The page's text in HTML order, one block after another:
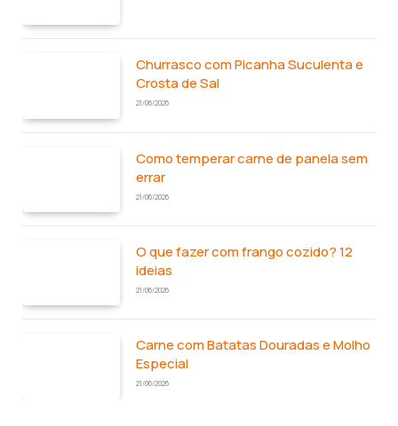
Churrasco com Picanha Suculenta e
Crosta de Sal
21/06/2026
Como temperar carne de panela sem
errar
21/06/2026
O que fazer com frango cozido? 12
ideias
21/06/2026
Carne com Batatas Douradas e Molho
Especial
21/06/2026